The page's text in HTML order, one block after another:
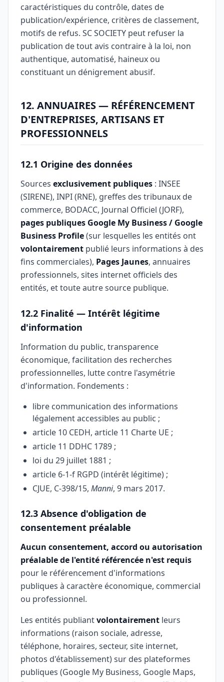
caractéristiques du contrôle, dates de
publication/expérience, critères de classement,
motifs de refus. SC SOCIETY peut refuser la
publication de tout avis contraire à la loi, non
authentique, automatisé, haineux ou
constituant un dénigrement abusif.
12. ANNUAIRES — RÉFÉRENCEMENT
D'ENTREPRISES, ARTISANS ET
PROFESSIONNELS
12.1 Origine des données
Sources exclusivement publiques : INSEE
(SIRENE), INPI (RNE), greffes des tribunaux de
commerce, BODACC, Journal Officiel (JORF),
pages publiques Google My Business / Google
Business Profile(sur lesquelles les entités ont
volontairement publié leurs informations à des
fins commerciales), Pages Jaunes, annuaires
professionnels, sites internet officiels des
entités, et toute autre source publique.
12.2 Finalité — Intérêt légitime
d'information
Information du public, transparence
économique, facilitation des recherches
professionnelles, lutte contre l'asymétrie
d'information. Fondements :
libre communication des informations
légalement accessibles au public ;
article 10 CEDH, article 11 Charte UE ;
article 11 DDHC 1789 ;
loi du 29 juillet 1881 ;
article 6-1-f RGPD (intérêt légitime) ;
CJUE, C-398/15, Manni, 9 mars 2017.
12.3 Absence d'obligation de
consentement préalable
Aucun consentement, accord ou autorisation
préalable de l'entité référencée n'est requis
pour le référencement d'informations
publiques à caractère économique, commercial
ou professionnel.
Les entités publiantvolontairement leurs
informations (raison sociale, adresse,
téléphone, horaires, secteur, site internet,
photos d'établissement) sur des plateformes
publiques (Google My Business, Google Maps,